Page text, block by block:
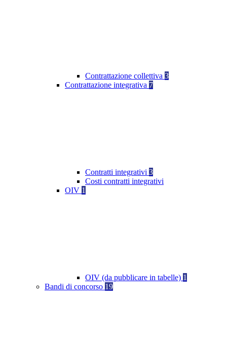
Contrattazione collettiva 3
Contrattazione integrativa 7
Contratti integrativi 3
Costi contratti integrativi
OIV 1
OIV (da pubblicare in tabelle) 1
Bandi di concorso 19